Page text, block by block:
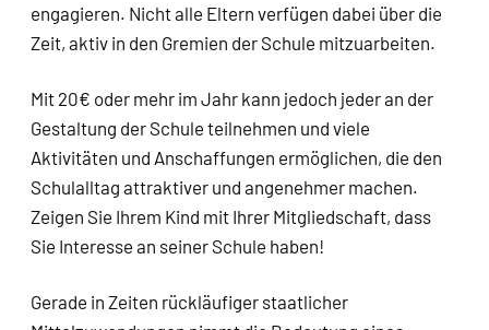
engagieren. Nicht alle Eltern verfügen dabei über die
Zeit, aktiv in den Gremien der Schule mitzuarbeiten.
Mit 20€ oder mehr im Jahr kann jedoch jeder an der
Gestaltung der Schule teilnehmen und viele
Aktivitäten und Anschaffungen ermöglichen, die den
Schulalltag attraktiver und angenehmer machen.
Zeigen Sie Ihrem Kind mit Ihrer Mitgliedschaft, dass
Sie Interesse an seiner Schule haben!
Gerade in Zeiten rückläufiger staatlicher